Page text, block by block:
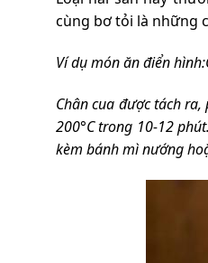
cùng bơ tỏi là những
Ví dụ món ăn điển
Chân cua được tách
200°C trong 10-12
kèm bánh mì nướng